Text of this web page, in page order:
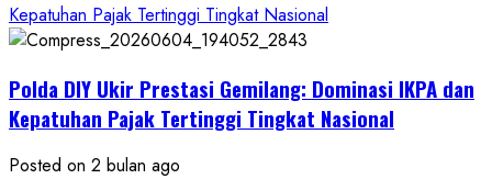
Kepatuhan Pajak Tertinggi Tingkat Nasional
Polda DIY Ukir Prestasi Gemilang: Dominasi IKPA dan
Kepatuhan Pajak Tertinggi Tingkat Nasional
Posted on 2 bulan ago